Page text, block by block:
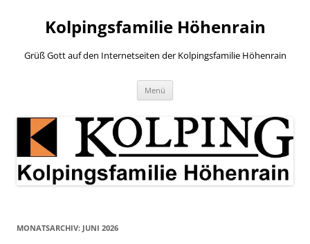
springenKolpingsfamilie Höhenrain
Grüß Gott auf den Internetseiten der Kolpingsfamilie Höhenrain
Menü
MONATSARCHIV: JUNI 2026